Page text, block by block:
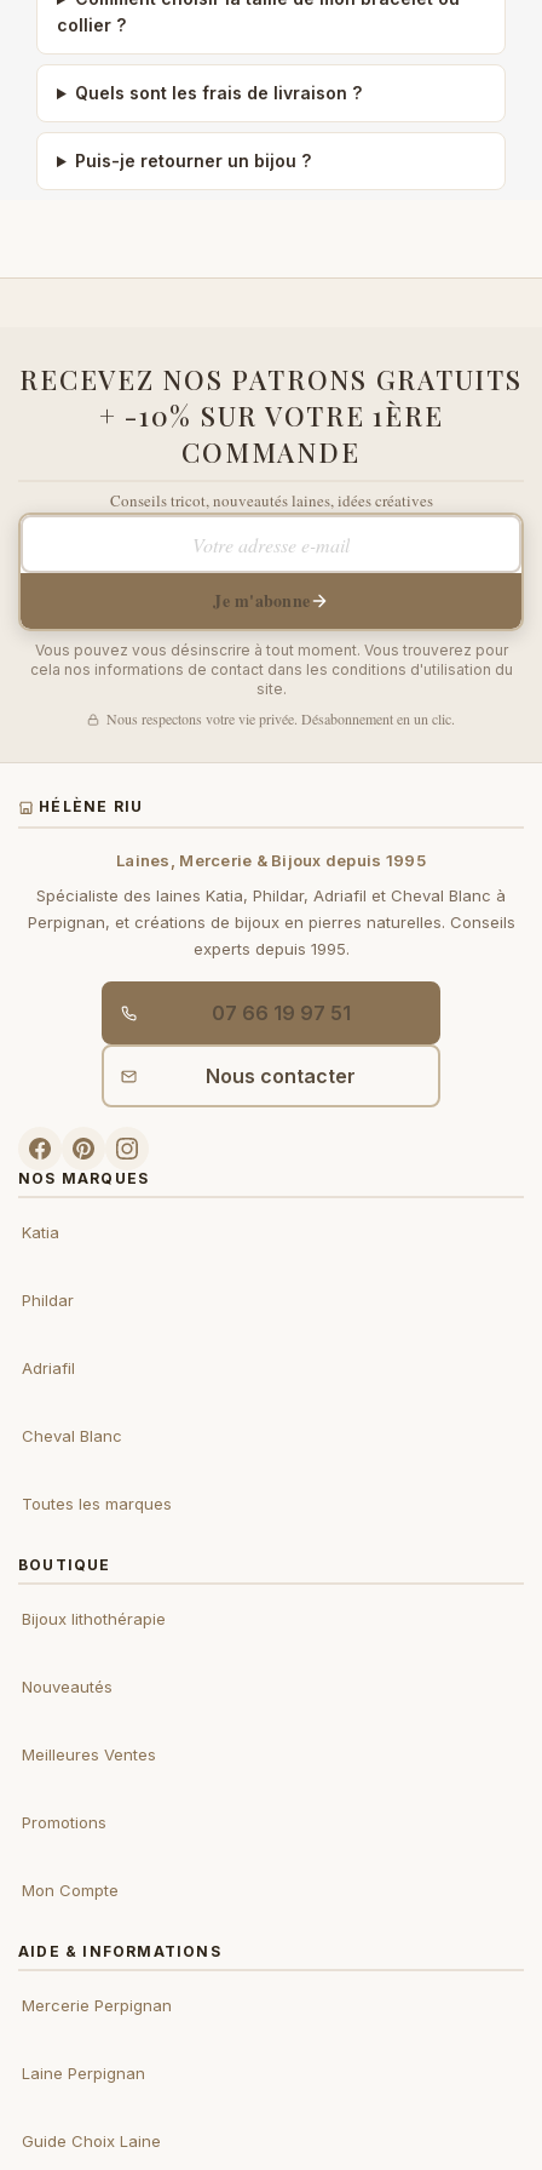
collier ?
Quels sont les frais de livraison ?
Puis-je retourner un bijou ?
RECEVEZ NOS PATRONS GRATUITS
+ -10% SUR VOTRE 1ÈRE
COMMANDE
Conseils tricot, nouveautés laines, idées créatives
Votre adresse e-mail
Je m'abonne
Vous pouvez vous désinscrire à tout moment. Vous trouverez pour
cela nos informations de contact dans les conditions d'utilisation du
site.
Nous respectons votre vie privée. Désabonnement en un clic.
HÉLÈNE RIU
Laines, Mercerie & Bijoux depuis 1995
Spécialiste des laines Katia, Phildar, Adriafil et Cheval Blanc à
Perpignan, et créations de bijoux en pierres naturelles. Conseils
experts depuis 1995.
07 66 19 97 51
Nous contacter
NOS MARQUES
Katia
Phildar
Adriafil
Cheval Blanc
Toutes les marques
BOUTIQUE
Bijoux lithothérapie
Nouveautés
Meilleures Ventes
Promotions
Mon Compte
AIDE & INFORMATIONS
Mercerie Perpignan
Laine Perpignan
Guide Choix Laine